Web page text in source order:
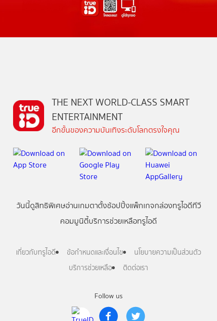
Follow us
THE NEXT WORLD-CLASS SMART
ENTERTAINMENT
อีกขั้นของความบันเทิงระดับโลกตรงใจคุณ
วันนี้ดูสิทธิพิเศษอ่านเกมตาตั้งช้อปปิ้งแพ็กเกจกล่องทรูไอดีทีวี
คอมมูนิตี้บริการช่วยเหลือทรูไอดี
เกี่ยวกับทรูไอดี ข้อกำหนดและเงื่อนไข
นโยบายความเป็นส่วนตัว
บริการช่วยเหลือ
ติดต่อเรา